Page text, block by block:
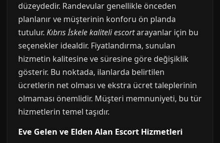
düzeydedir. Randevular genellikle önceden
planlanır ve müşterinin konforu ön planda
tutulur. Kıbrıs İskele kaliteli escortarayanlar için bu
seçenekler idealdir. Fiyatlandırma, sunulan
hizmetin kalitesine ve süresine göre değişiklik
gösterir. Bu noktada, ilanlarda belirtilen
ücretlerin net olması ve ekstra ücret taleplerinin
olmaması önemlidir. Müşteri memnuniyeti, bu tür
hizmetlerin temel taşıdır.
Eve Gelen ve Elden Alan Escort Hizmetleri